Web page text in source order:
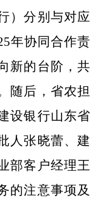
）分别与对
年协同合作
新的台阶，
随后，省农
设银行山东
人张晓蕾、
部客户经理
的注意事项